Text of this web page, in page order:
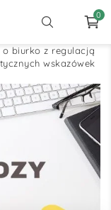
0
biurko z regulacją
wskazówek